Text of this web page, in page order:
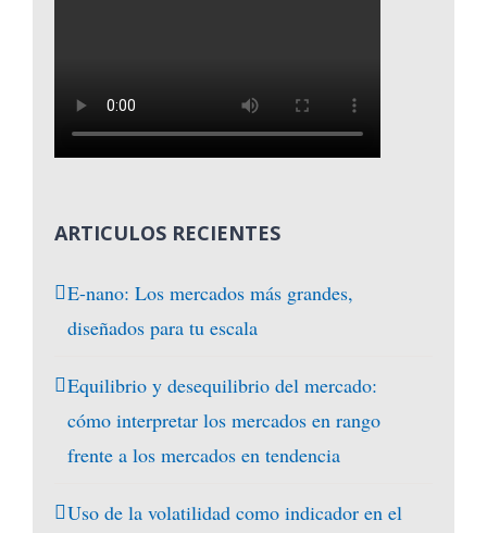
ARTICULOS RECIENTES
E-nano: Los mercados más grandes,
diseñados para tu escala
Equilibrio y desequilibrio del mercado:
cómo interpretar los mercados en rango
frente a los mercados en tendencia
Uso de la volatilidad como indicador en el